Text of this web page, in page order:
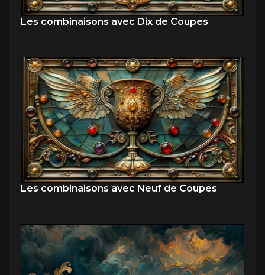
Les combinaisons avec Dix de Coupes
Les combinaisons avec Neuf de Coupes